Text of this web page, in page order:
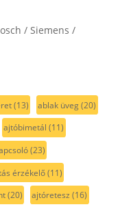
/ Siemens /
(13) ablak üveg(20)
ajtóbimetál (11)
(23)
érzékelő(11)
(20) ajtóretesz (16)